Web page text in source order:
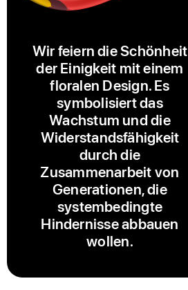
Wir feiern die Schönheit
der Einigkeit mit einem
floralen Design. Es
symbolisiert das
Wachstum und die
Widerstandsfähigkeit
durch die
Zusammenarbeit von
Generationen, die
systembedingte
Hindernisse abbauen
wollen.